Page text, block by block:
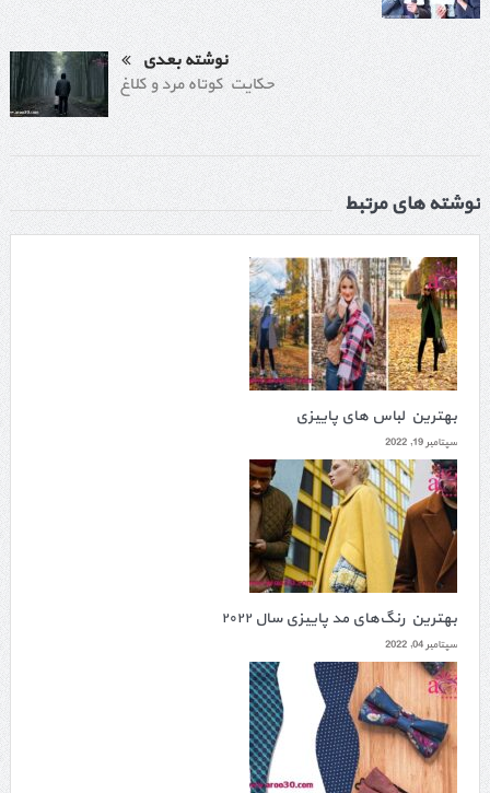
نوشته بعدی
حکایت کوتاه مرد و کلاغ
نوشته های مرتبط
بهترین لباس های پاییزی
سپتامبر 19, 2022
بهترین رنگ‌های مد پاییزی سال ۲۰۲۲
سپتامبر 04, 2022